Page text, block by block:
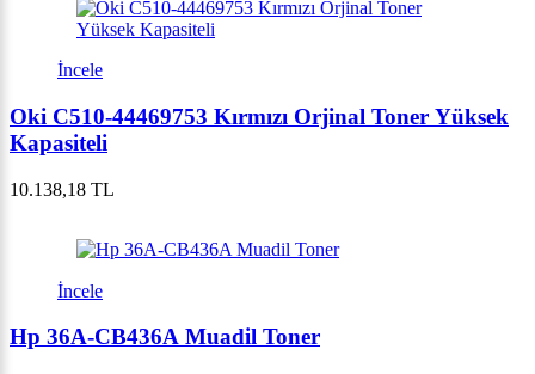
İncele
Oki C510-44469753 Kırmızı Orjinal Toner Yüksek
Kapasiteli
10.138,18 TL
İncele
Hp 36A-CB436A Muadil Toner